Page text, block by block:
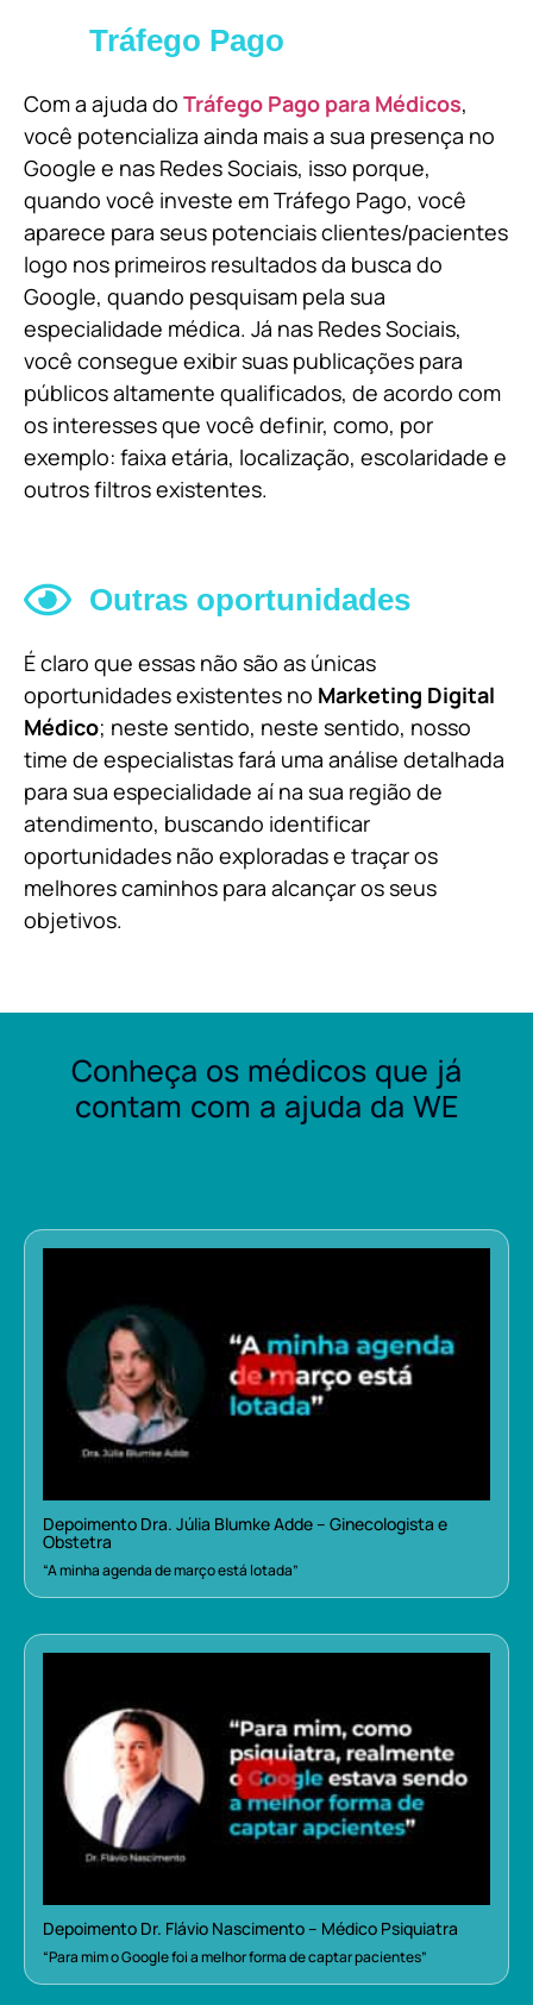
Tráfego Pago
Com a ajuda do Tráfego Pago para Médicos,
você potencializa ainda mais a sua presença no
Google e nas Redes Sociais, isso porque,
quando você investe em Tráfego Pago, você
aparece para seus potenciais clientes/pacientes
logo nos primeiros resultados da busca do
Google, quando pesquisam pela sua
especialidade médica. Já nas Redes Sociais,
você consegue exibir suas publicações para
públicos altamente qualificados, de acordo com
os interesses que você definir, como, por
exemplo: faixa etária, localização, escolaridade e
outros filtros existentes.
Outras oportunidades
É claro que essas não são as únicas
oportunidades existentes no Marketing Digital
Médico; neste sentido, neste sentido, nosso
time de especialistas fará uma análise detalhada
para sua especialidade aí na sua região de
atendimento, buscando identificar
oportunidades não exploradas e traçar os
melhores caminhos para alcançar os seus
objetivos.
Conheça os médicos que já
contam com a ajuda da WE
Depoimento Dra. Júlia Blumke Adde – Ginecologista e
Obstetra
“A minha agenda de março está lotada”
Depoimento Dr. Flávio Nascimento – Médico Psiquiatra
“Para mim o Google foi a melhor forma de captar pacientes”